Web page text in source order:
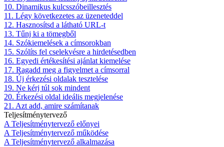
10. Dinamikus kulcsszóbeillesztés
11. Légy következetes az üzeneteddel
12. Hasznosítsd a látható URL-t
13. Tűnj ki a tömegből
14. Szókiemelések a címsorokban
15. Szólíts fel cselekvésre a hirdetésedben
16. Egyedi értékesítési ajánlat kiemelése
17. Ragadd meg a figyelmet a címsorral
18. Új érkezési oldalak tesztelése
19. Ne kérj túl sok mindent
20. Érkezési oldal ideális megjelenése
21. Azt add, amire számítanak
Teljesítménytervező
A Teljesítménytervező előnyei
A Teljesítménytervező működése
A Teljesítménytervező alkalmazása